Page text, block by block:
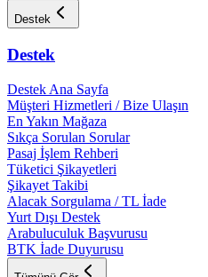
Destek
Destek
Destek Ana Sayfa
Müşteri Hizmetleri / Bize Ulaşın
En Yakın Mağaza
Sıkça Sorulan Sorular
Pasaj İşlem Rehberi
Tüketici Şikayetleri
Şikayet Takibi
Alacak Sorgulama / TL İade
Yurt Dışı Destek
Arabuluculuk Başvurusu
BTK İade Duyurusu